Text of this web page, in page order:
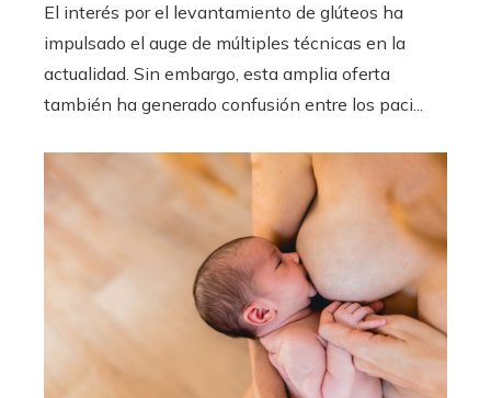
El interés por el levantamiento de glúteos ha
impulsado el auge de múltiples técnicas en la
actualidad. Sin embargo, esta amplia oferta
también ha generado confusión entre los paci...